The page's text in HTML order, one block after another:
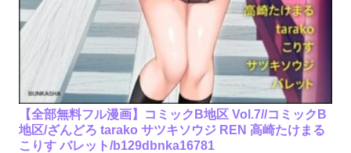
【全部無料フル漫画】コミックB地区 Vol.7//コミックB
地区/ざんどろ tarako サツキソウジ REN 高崎たけまる
こりす バレット/b129dbnka16781